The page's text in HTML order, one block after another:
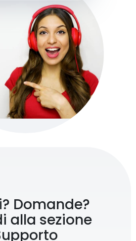
Domande?
alla sezione